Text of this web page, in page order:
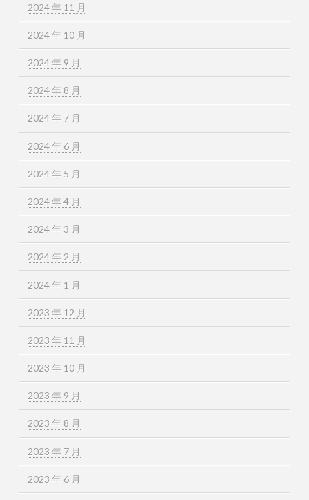
2024 年 11 月
2024 年 10 月
2024 年 9 月
2024 年 8 月
2024 年 7 月
2024 年 6 月
2024 年 5 月
2024 年 4 月
2024 年 3 月
2024 年 2 月
2024 年 1 月
2023 年 12 月
2023 年 11 月
2023 年 10 月
2023 年 9 月
2023 年 8 月
2023 年 7 月
2023 年 6 月